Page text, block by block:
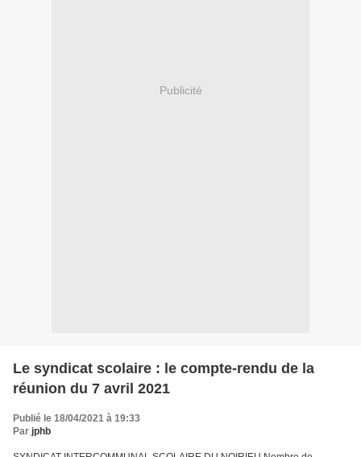
Publicité
Le syndicat scolaire : le compte-rendu de la
réunion du 7 avril 2021
Publié le 18/04/2021 à 19:33
Par jphb